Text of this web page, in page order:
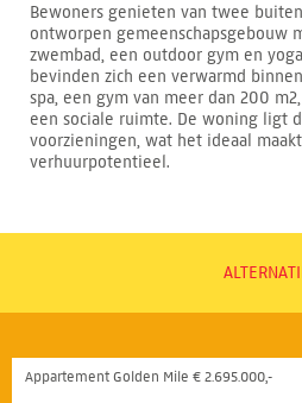
Bewoners genieten van twee
ontworpen gemeenschapsgebouw
zwembad, een outdoor gym en
bevinden zich een verwarmd
spa, een gym van meer dan 200
een sociale ruimte. De woning ligt
voorzieningen, wat het ideaal
verhuurpotentieel.
Appartement Golden Mile € 2.695.000,-